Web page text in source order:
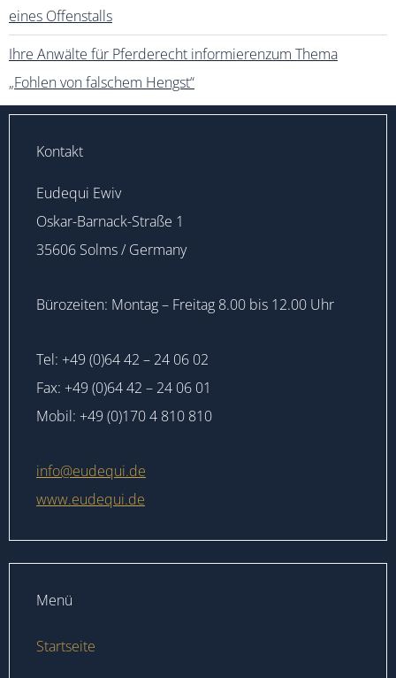
eines Offenstalls
Ihre Anwälte für Pferderecht informierenzum Thema
„Fohlen von falschem Hengst“
Kontakt
Eudequi Ewiv
Oskar-Barnack-Straße 1
35606 Solms / Germany
Bürozeiten: Montag – Freitag 8.00 bis 12.00 Uhr
Tel: +49 (0)64 42 – 24 06 02
Fax: +49 (0)64 42 – 24 06 01
Mobil: +49 (0)170 4 810 810
info@eudequi.de
www.eudequi.de
Menü
Startseite